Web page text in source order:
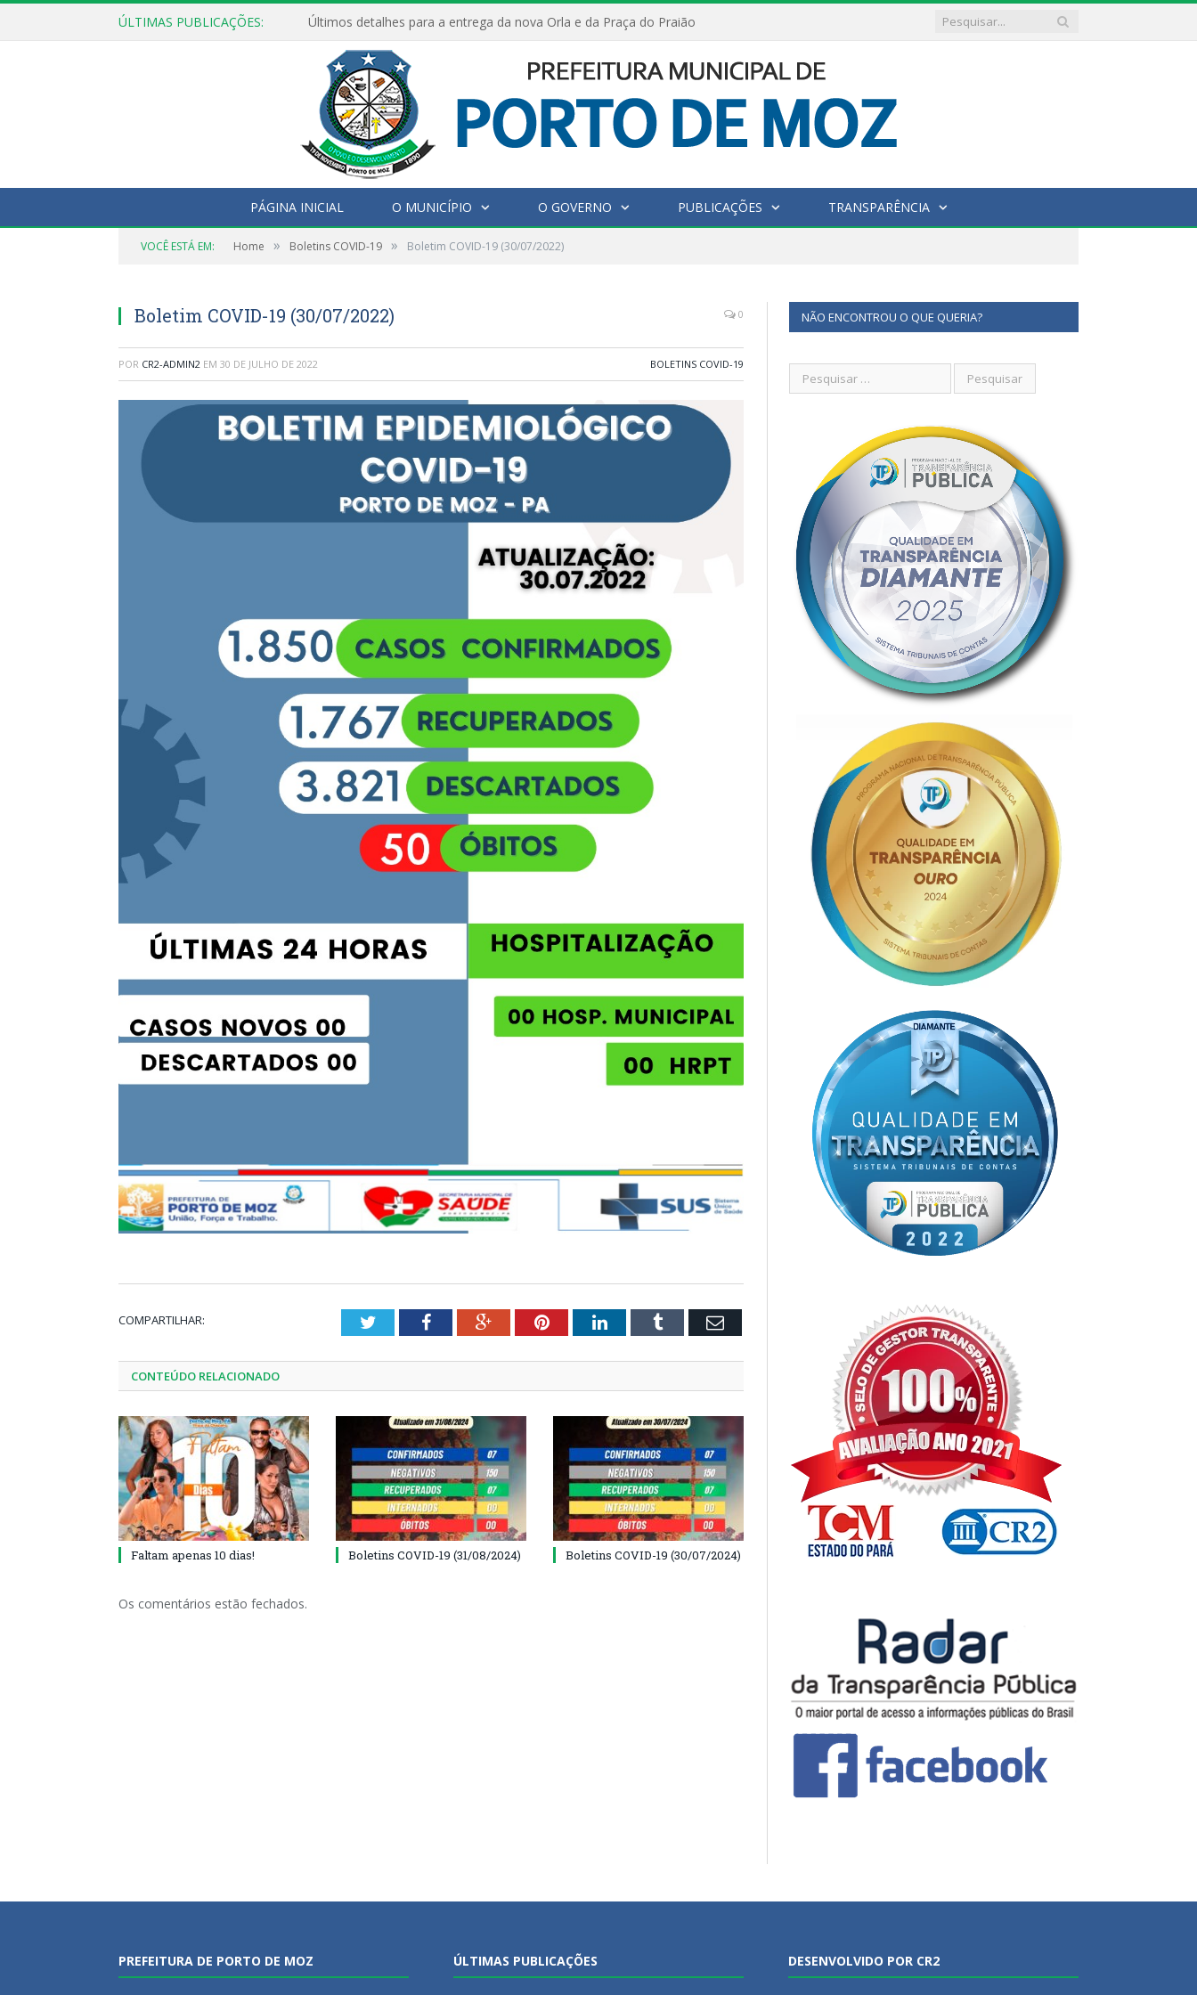
ÚLTIMAS PUBLICAÇÕES: Últimos detalhes para a entrega da nova Orla e da Praça do Praião
PÁGINA INICIAL O MUNICÍPIO O GOVERNO PUBLICAÇÕES TRANSPARÊNCIA
VOCÊ ESTÁ EM: Home » Boletins COVID-19 » Boletim COVID-19 (30/07/2022)
Boletim COVID-19 (30/07/2022) 0
POR CR2-ADMIN2 EM 30 DE JULHO DE 2022 BOLETINS COVID-19
COMPARTILHAR: TwitterFacebookGoogle+PinterestLinkedInTumblr Email
CONTEÚDO RELACIONADO
Faltam apenas 10 dias! Boletins COVID-19 (31/08/2024) Boletins COVID-19 (30/07/2024)
Os comentários estão fechados.
NÃO ENCONTROU O QUE QUERIA?
PREFEITURA DE PORTO DE MOZ ÚLTIMAS PUBLICAÇÕES DESENVOLVIDO POR CR2